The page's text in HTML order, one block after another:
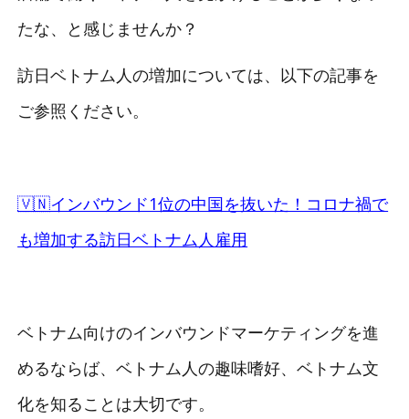
たな、と感じませんか？
訪日ベトナム人の増加については、以下の記事を
ご参照ください。
🇻🇳インバウンド1位の中国を抜いた！コロナ禍で
も増加する訪日ベトナム人雇用
ベトナム向けのインバウンドマーケティングを進
めるならば、ベトナム人の趣味嗜好、ベトナム文
化を知ることは大切です。